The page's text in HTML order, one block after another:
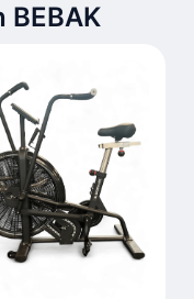
BEBAK